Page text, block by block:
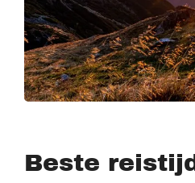
Beste reistijd